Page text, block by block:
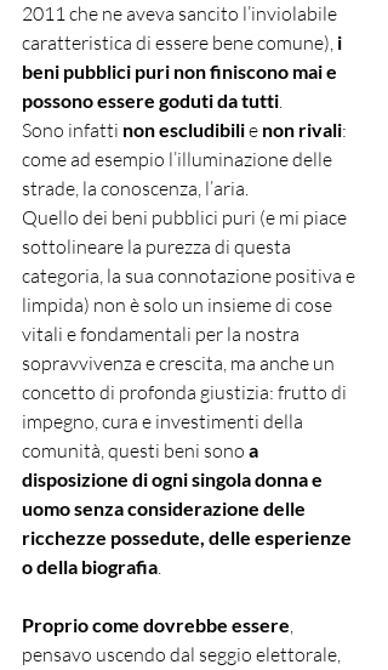
2011 che ne aveva sancito l’inviolabile
caratteristica di essere bene comune), i
beni pubblici puri non finiscono mai e
possono essere goduti da tutti.
Sono infatti non escludibili e non rivali:
come ad esempio l’illuminazione delle
strade, la conoscenza, l’aria.
Quello dei beni pubblici puri (e mi piace
sottolineare la purezza di questa
categoria, la sua connotazione positiva e
limpida) non è solo un insieme di cose
vitali e fondamentali per la nostra
sopravvivenza e crescita, ma anche un
concetto di profonda giustizia: frutto di
impegno, cura e investimenti della
comunità, questi beni sono a
disposizione di ogni singola donna e
uomo senza considerazione delle
ricchezze possedute, delle esperienze
o della biografia.
Proprio come dovrebbe essere,
pensavo uscendo dal seggio elettorale,